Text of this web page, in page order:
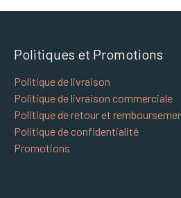
Politiques et Promotions
Politique de livraison
Politique de livraison commerciale
Politique de retour et
Politique de confidentialité
Promotions